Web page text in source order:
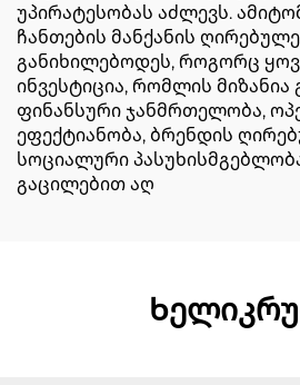
უპირატესობას აძლევს.
ჩანთების მანქანის
განიხილებოდეს, როგორც
ინვესტიცია, რომლის
ფინანსური ჯანმრთელობა,
ეფექტიანობა, ბრენდის
სოციალური
გაცილებით აღ